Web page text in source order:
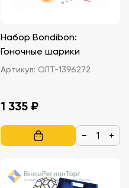
Набор Bondibon:
Гоночные шарики
Артикул: ОЛТ-1396272
1 335 ₽
− +